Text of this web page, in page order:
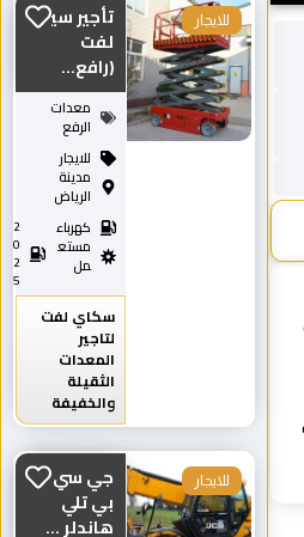
تأجير سيزر
لفت
(رافع...
معدات
الرفع
للايجار
مدينة
الرياض
كهرباء
مستع
مل
2
0
2
5
سكاي لفت
لتاجير
المعدات
الثقيلة
والخفيفة
للايجار
جي سي
بي تلي
هاندلر ...
للايجار